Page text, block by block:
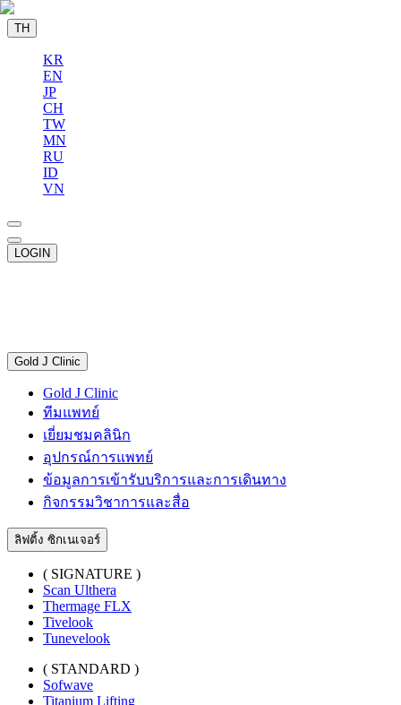
TH
KR
EN
JP
CH
TW
MN
RU
ID
VN
LOGIN
Gold J Clinic
Gold J Clinic
ทีมแพทย์
เยี่ยมชมคลินิก
อุปกรณ์การแพทย์
ข้อมูลการเข้ารับบริการและการเดินทาง
กิจกรรมวิชาการและสื่อ
ลิฟติ้ง ซิกเนเจอร์
( SIGNATURE )
Scan Ulthera
Thermage FLX
Tivelook
Tunevelook
( STANDARD )
Sofwave
Titanium Lifting